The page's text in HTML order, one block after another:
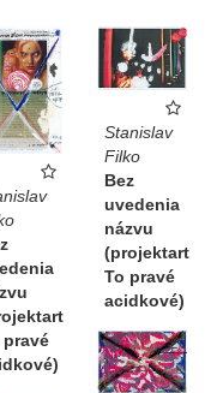
pravé
Stanislav
Filko
Bez
uvedenia
názvu
(projektart
To pravé
acidkové)